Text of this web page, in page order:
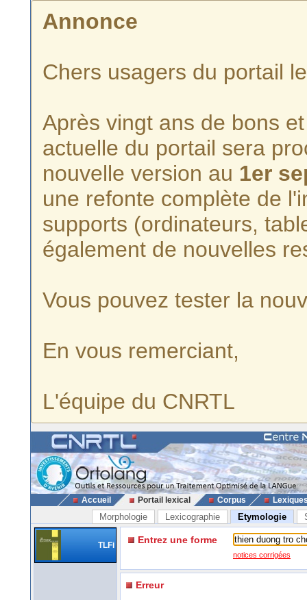
Annonce
Chers usagers du portail
Après vingt ans de bons
actuelle du portail sera
nouvelle version au 1er
une refonte complète de
supports (ordinateurs,
également de nouvelles
Vous pouvez tester la
En vous remerciant,
L'équipe du CNRTL
Accueil Portail lexical Corpus
Morphologie Lexicographie Etymologie
TLFi Entrez une forme
notices corrigées
Erreur